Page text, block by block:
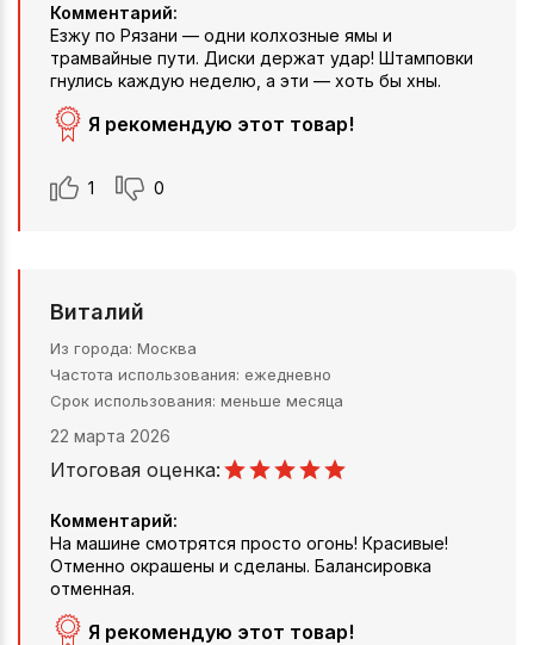
Комментарий:
Езжу по Рязани — одни колхозные ямы и
трамвайные пути. Диски держат удар! Штамповки
гнулись каждую неделю, а эти — хоть бы хны.
Я рекомендую этот товар!
1 0
Виталий
Из города Москва
Частота использования ежедневно
Срок использования меньше месяца
22 марта 2026
Итоговая оценка:
Комментарий:
На машине смотрятся просто огонь! Красивые!
Отменно окрашены и сделаны. Балансировка
отменная.
Я рекомендую этот товар!